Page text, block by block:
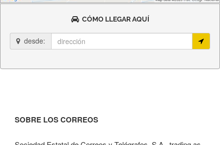
CÓMO LLEGAR AQUÍ
desde:
SOBRE LOS CORREOS